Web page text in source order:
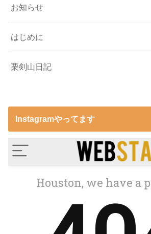
お知らせ
はじめに
栗剣山日記
Instagramやってます